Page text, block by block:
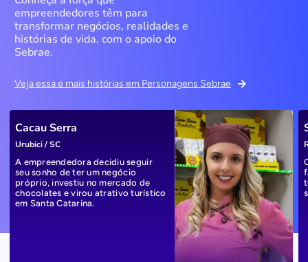
empreendedores têm para
transformar negócios, realidades e
histórias de vida, com o apoio do
Sebrae.
Veja essa e mais histórias em Personagens Sebrae
Cacau Serra
Urubici / SC
A empreendedora decidiu seguir
seu sonho de ter um negócio
próprio, investiu no mercado de
chocolates e virou atrativo turístico
em Santa Catarina.